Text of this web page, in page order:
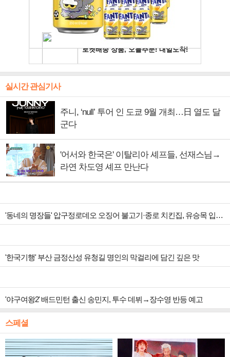
실시간 관심기사
주니, ‘null’ 투어 인 도쿄 9월 개최…日 열도 달
군다
'어서와 한국은' 이탈리아 셰프들, 선재스님→
라연 차도영 셰프 만난다
'동네의 명장들' 압구정로데오 오징어 불고기·종로 치킨집, 유승목 입맛 저격
'한국기행' 부산 금정산성 유청길 명인의 막걸리에 담긴 깊은 맛
'야구여왕2' 배드민턴 출신 송민지, 투수 데뷔→장수영 반등 예고
스페셜